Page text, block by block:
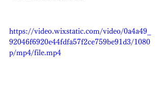
https://video.wixstatic.com/video/0a4a49_
92046f6920e44fdfa57f2ce759be91d3/1080
p/mp4/file.mp4